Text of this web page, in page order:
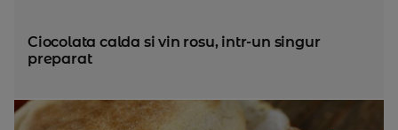
Ciocolata calda si vin rosu, intr-un singur
preparat